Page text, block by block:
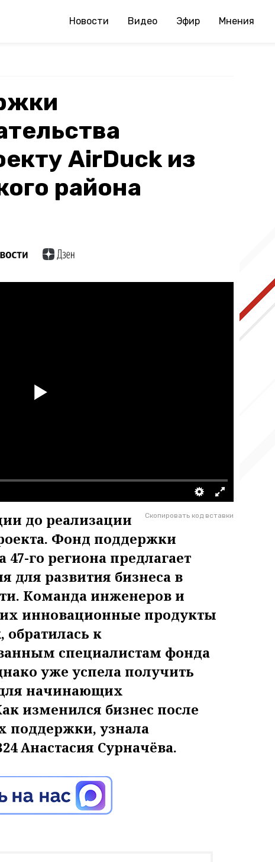
Новости Видео Эфир Мнения
AirDuck из
района
Скопировать код вставки
до реализации
Фонд поддержки
го региона предлагает
развития бизнеса в
Команда инженеров и
инновационные продукты
обратилась к
специалистам фонда
уже успела получить
начинающих
изменился бизнес после
поддержки, узнала
Анастасия Сурначёва.